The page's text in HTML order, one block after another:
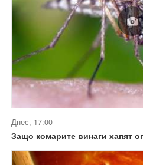
Днес, 17:00
Защо комарите винаги хапят